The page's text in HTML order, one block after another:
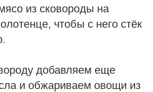
из сковороды на
чтобы с него стёк
добавляем еще
и обжариваем овощи из